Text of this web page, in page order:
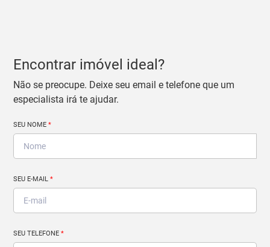
Encontrar imóvel ideal?
Não se preocupe. Deixe seu email e telefone que um
especialista irá te ajudar.
SEU NOME*
SEU E-MAIL*
SEU TELEFONE*